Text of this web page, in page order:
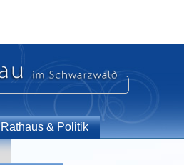
Rathaus & Politik